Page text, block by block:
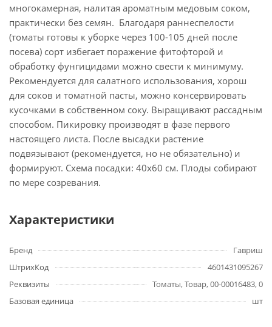
многокамерная, налитая ароматным медовым соком,
практически без семян. Благодаря раннеспелости
(томаты готовы к уборке через 100-105 дней после
посева) сорт избегает поражение фитофторой и
обработку фунгицидами можно свести к минимуму.
Рекомендуется для салатного использования, хорош
для соков и томатной пасты, можно консервировать
кусочками в собственном соку. Выращивают рассадным
способом. Пикировку производят в фазе первого
настоящего листа. После высадки растение
подвязывают (рекомендуется, но не обязательно) и
формируют. Схема посадки: 40х60 см. Плоды собирают
по мере созревания.
Характеристики
Бренд
Гавриш
ШтрихКод
4601431095267
Реквизиты
Томаты, Товар, 00-00016483, 0
Базовая единица
шт